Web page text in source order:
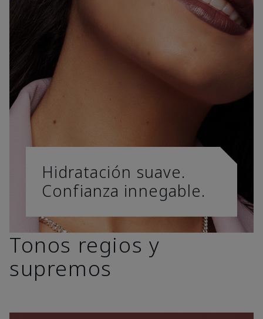
Hidratación suave.
Confianza innegable.
Tonos regios y
supremos